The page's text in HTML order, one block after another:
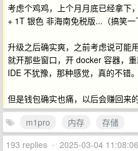
考虑个鸡鸡，上个月月底已经拿下
+ 1T 银色 非海南免税版...（搞笑一
升级之后确实爽，之前考虑说可能
就开那些窗口，开 docker 容器，
IDE 不犹豫，那种感觉，真的不错。
但是钱包确实也痛，以后会赚回来
m1pro
内存
存储
193 replies • 2025-03-04